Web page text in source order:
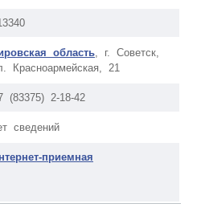
область , г. Советск,
Красноармейская, 21
(83375) 2-18-42
сведений
приемная